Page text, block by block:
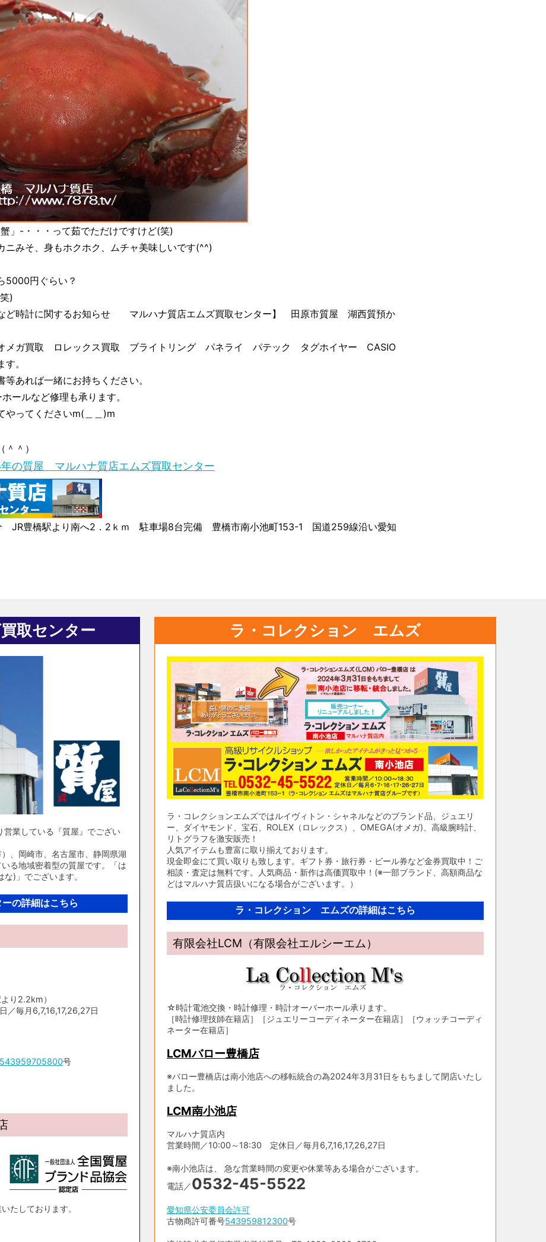
」-・・・って茹でただけですけど(笑)
ニみそ、身もホクホク、ムチャ美味しいです(^^)
5000円ぐらい？
)
ど時計に関するお知らせ マルハナ質店エムズ買取センター】 田原市質屋 湖西質預か
メガ買取 ロレックス買取 ブライトリング パネライ パテック タグホイヤー CASIO
。
あれば一緒にお持ちください。
ールなど修理も承ります。
やってくださいm(＿＿)m
＾）
の質屋 マルハナ質店エムズ買取センター
JR豊橋駅より南へ2．2ｋｍ 駐車場8台完備 豊橋市南小池町153-1 国道259線沿い愛知
取センター
業している『質屋』でござい
、岡崎市、名古屋市、静岡県湖
る地域密着型の質屋です。「は
)」でございます。
の詳細はこちら
り2.2km）
毎月6,7,16,17,26,27日
543959705800号
たしております。
ラ・コレクション エムズ
ラ・コレクションエムズではルイヴィトン・シャネルなどのブランド品、ジュエリ
ー、ダイヤモンド、宝石、ROLEX（ロレックス）、OMEGA(オメガ)、高級腕時計、
リトグラフを激安販売！
人気アイテムも豊富に取り揃えております。
現金即金にて買い取りも致します。ギフト券・旅行券・ビール券など金券買取中！ご
相談・査定は無料です。人気商品・新作は高価買取中！(※一部ブランド、高額商品な
どはマルハナ質店扱いになる場合がございます。）
ラ・コレクション エムズの詳細はこちら
有限会社LCM（有限会社エルシーエム）
☆時計電池交換・時計修理・時計オーバーホール承ります。
［時計修理技師在籍店］［ジュエリーコーディネーター在籍店］［ウォッチコーディ
ネーター在籍店］
LCMバロー豊橋店
※バロー豊橋店は南小池店への移転統合の為2024年3月31日をもちまして閉店いたし
ました。
LCM南小池店
マルハナ質店内
営業時間／10:00～18:30 定休日／毎月6,7,16,17,26,27日
※南小池店は、 急な営業時間の変更や休業等ある場合がございます。
電話／0532-45-5522
愛知県公安委員会許可
古物商許可番号543959812300号